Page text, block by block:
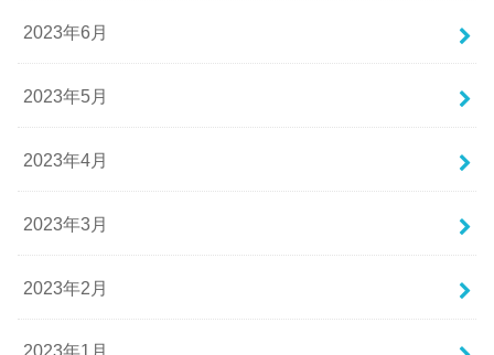
2023年6月
2023年5月
2023年4月
2023年3月
2023年2月